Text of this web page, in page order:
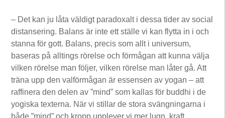
– Det kan ju låta väldigt paradoxalt i dessa tider av social
distansering. Balans är inte ett ställe vi kan flytta in i och
stanna för gott. Balans, precis som allt i universum,
baseras på alltings rörelse och förmågan att kunna välja
vilken rörelse man följer, vilken rörelse man låter gå. Att
träna upp den valförmågan är essensen av yogan – att
raffinera den delen av ”mind” som kallas för buddhi i de
yogiska texterna. När vi stillar de stora svängningarna i